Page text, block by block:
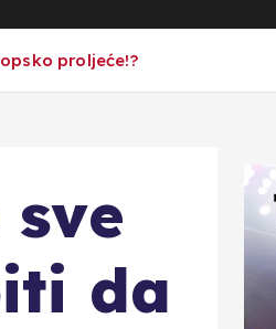
proljeće!?
da